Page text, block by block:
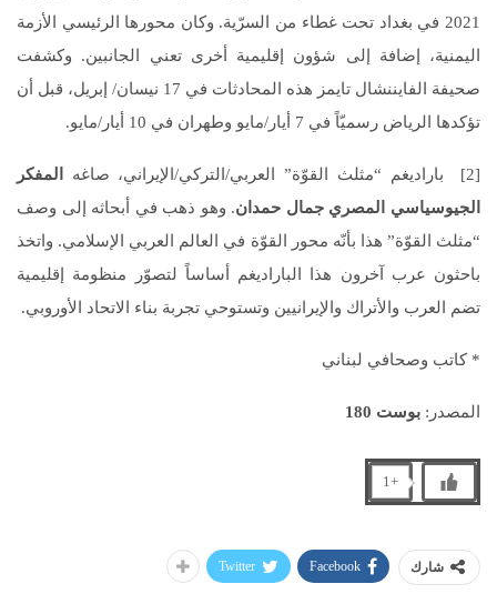
2021 في بغداد تحت غطاء من السرّية. وكان محورها الرئيسي الأزمة
اليمنية، إضافة إلى شؤون إقليمية أخرى تعني الجانبين. وكشفت
صحيفة الفايننشال تايمز هذه المحادثات في 17 نيسان/ إبريل، قبل أن
تؤكدها الرياض رسميّاً في 7 أيار/مايو وطهران في 10 أيار/مايو.
[2] باراديغم “مثلث القوّة” العربي/التركي/الإيراني، صاغه
المفكر
الجيوسياسي المصري جمال حمدان. وهو ذهب في أبحاثه إلى وصف
“مثلث القوّة” هذا بأنّه محور القوّة في العالم العربي الإسلامي. واتخذ
باحثون عرب آخرون هذا الباراديغم أساساً لتصوّر منظومة إقليمية
تضم العرب والأتراك والإيرانيين وتستوحي تجربة بناء الاتحاد الأوروبي.
* كاتب وصحافي لبناني
المصدر: بوست 180
+1
شارك Facebook
Twitter